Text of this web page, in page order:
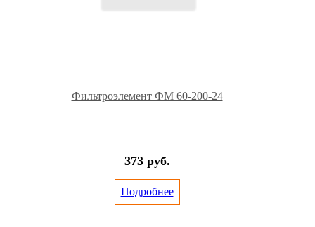
Фильтроэлемент ФМ 60-200-24
373 руб.
Подробнее